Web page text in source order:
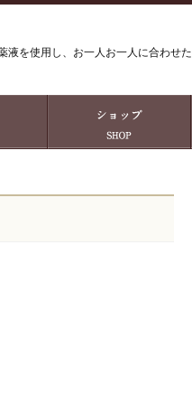
液を使用し、お一人お一人に合わせた